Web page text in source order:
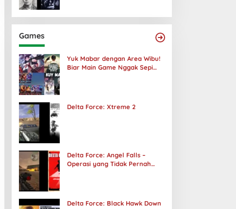
Games
Yuk Mabar dengan Area Wibu!
Biar Main Game Nggak Sepi
Delta Force: Xtreme 2
Delta Force: Angel Falls –
Operasi yang Tidak Pernah
Delta Force: Black Hawk Down